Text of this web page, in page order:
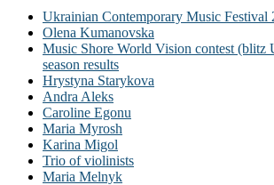
Ukrainian Contemporary Music Festival
Olena Kumanovska
Music Shore World Vision contest (blitz
season results
Hrystyna Starykova
Andra Aleks
Caroline Egonu
Maria Myrosh
Karina Migol
Trio of violinists
Maria Melnyk